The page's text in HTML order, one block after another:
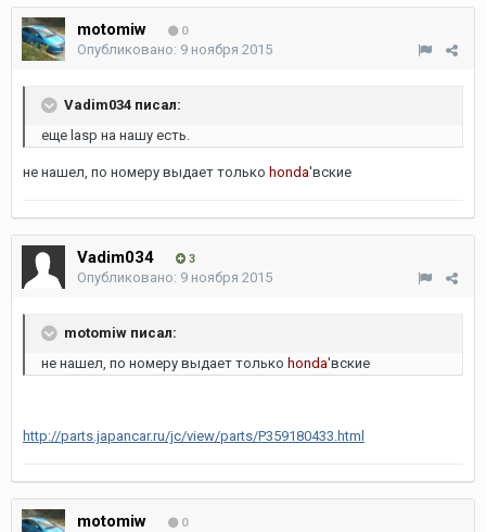
motomiw 0
Опубликовано: 9 ноября 2015
Vadim034 писал:
еще lasp на нашу есть.
не нашел, по номеру выдает только honda'вские
Vadim034 3
Опубликовано: 9 ноября 2015
motomiw писал:
не нашел, по номеру выдает только honda'вские
http://parts.japancar.ru/jc/view/parts/P359180433.html
motomiw 0